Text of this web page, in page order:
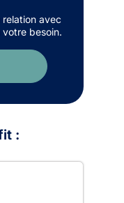
avec
votre besoin.
: